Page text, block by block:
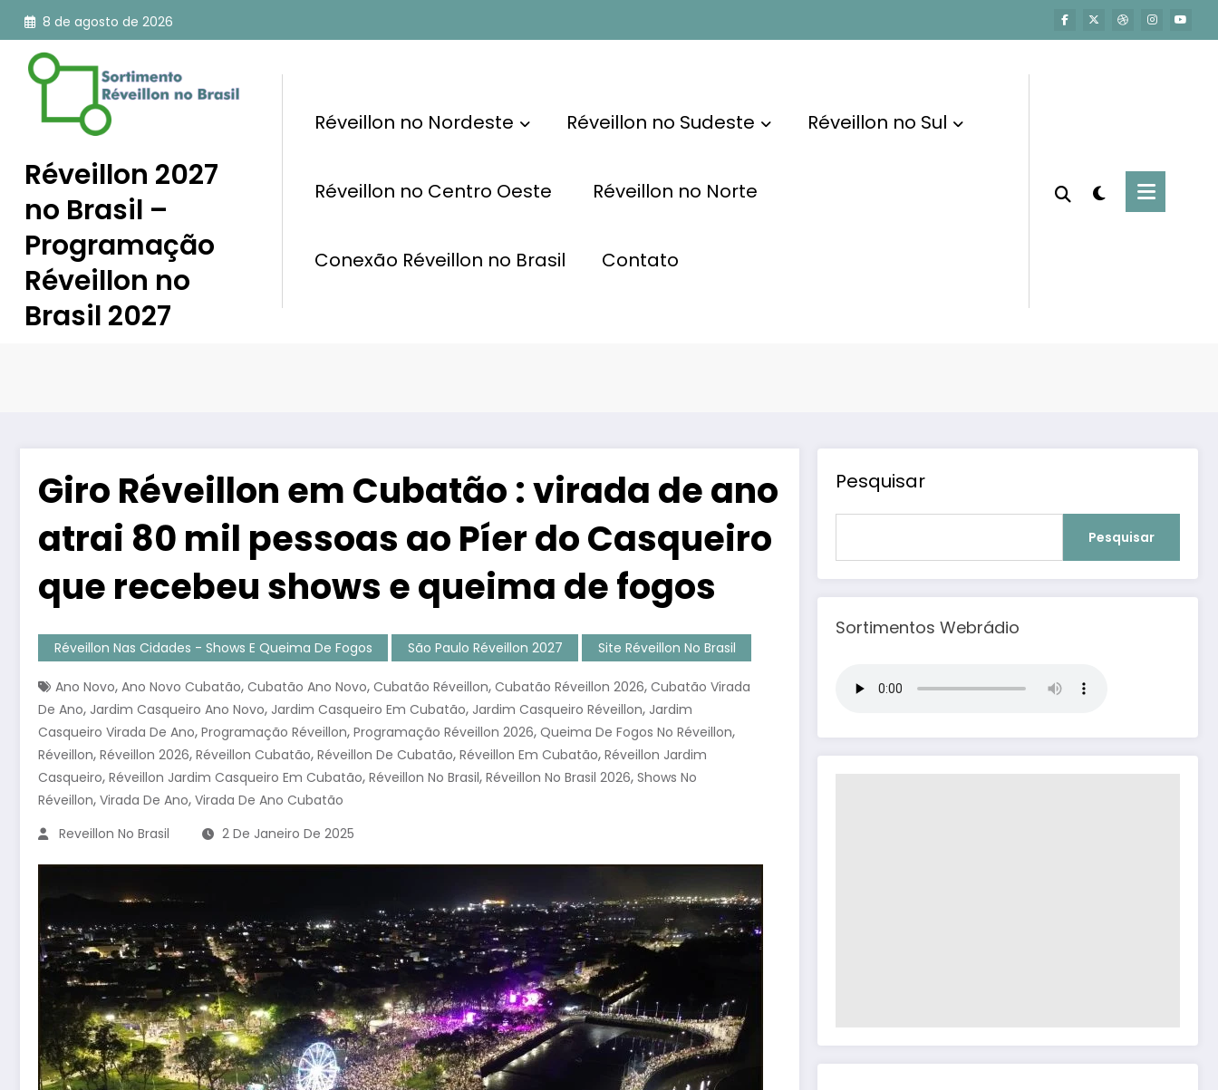
Pular
para
conteúdo
8 de agosto de 2026
Réveillon 2027
no Brasil –
Programação
Réveillon no
Brasil 2027
Réveillon no Nordeste Réveillon no Sudeste Réveillon no Sul
Réveillon no Centro Oeste Réveillon no Norte
Conexão Réveillon no Brasil Contato
Giro Réveillon em Cubatão : virada de ano
atrai 80 mil pessoas ao Píer do Casqueiro
que recebeu shows e queima de fogos
Réveillon Nas Cidades - Shows E Queima De Fogos São Paulo Réveillon 2027 Site Réveillon No Brasil
Ano Novo, Ano Novo Cubatão, Cubatão Ano Novo, Cubatão Réveillon, Cubatão Réveillon 2026, Cubatão Virada
De Ano, Jardim Casqueiro Ano Novo, Jardim Casqueiro Em Cubatão, Jardim Casqueiro Réveillon, Jardim
Casqueiro Virada De Ano, Programação Réveillon, Programação Réveillon 2026, Queima De Fogos No Réveillon,
Réveillon, Réveillon 2026, Réveillon Cubatão, Réveillon De Cubatão, Réveillon Em Cubatão, Réveillon Jardim
Casqueiro, Réveillon Jardim Casqueiro Em Cubatão, Réveillon No Brasil, Réveillon No Brasil 2026, Shows No
Réveillon, Virada De Ano, Virada De Ano Cubatão
Reveillon No Brasil
2 De Janeiro De 2025
Pesquisar
Pesquisar
Sortimentos Webrádio